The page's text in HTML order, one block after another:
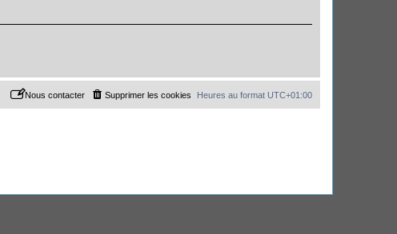
Heures au format UTC+01:00
Supprimer les cookies
Nous contacter